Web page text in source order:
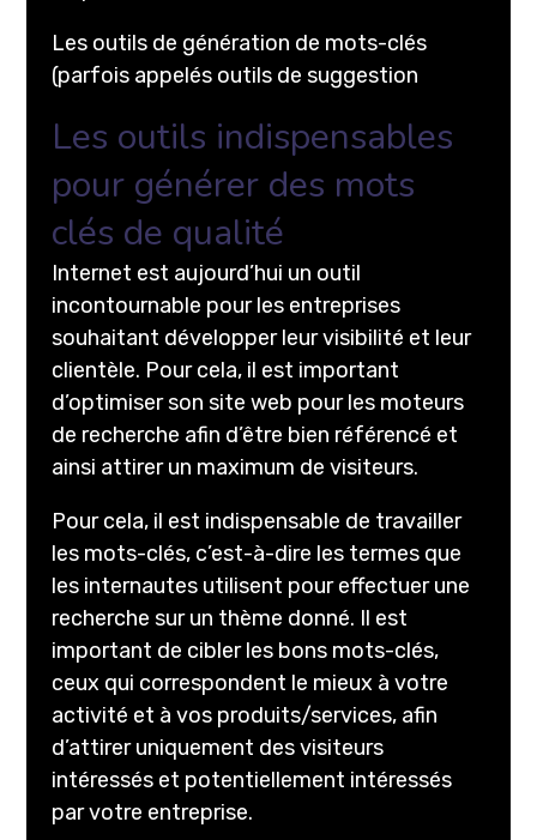
Les outils de génération de mots-clés
(parfois appelés outils de suggestion
Les outils indispensables
pour générer des mots
clés de qualité
Internet est aujourd’hui un outil
incontournable pour les entreprises
souhaitant développer leur visibilité et leur
clientèle. Pour cela, il est important
d’optimiser son site web pour les moteurs
de recherche afin d’être bien référencé et
ainsi attirer un maximum de visiteurs.
Pour cela, il est indispensable de travailler
les mots-clés, c’est-à-dire les termes que
les internautes utilisent pour effectuer une
recherche sur un thème donné. Il est
important de cibler les bons mots-clés,
ceux qui correspondent le mieux à votre
activité et à vos produits/services, afin
d’attirer uniquement des visiteurs
intéressés et potentiellement intéressés
par votre entreprise.